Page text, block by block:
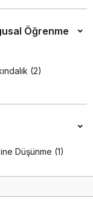
Öğrenme
(2)
Düşünme (1)